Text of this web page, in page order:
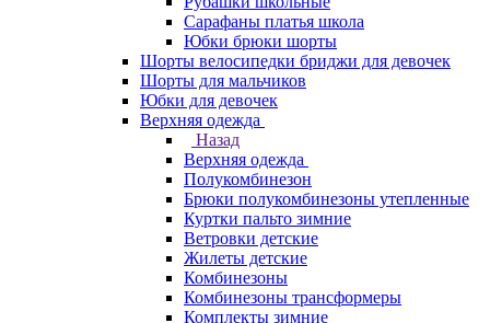
Сарафаны платья школа
Юбки брюки шорты
Шорты велосипедки бриджи для девочек
Шорты для мальчиков
Юбки для девочек
Верхняя одежда
Назад
Верхняя одежда
Полукомбинезон
Брюки полукомбинезоны утепленные
Куртки пальто зимние
Ветровки детские
Жилеты детские
Комбинезоны
Комбинезоны трансформеры
Комплекты зимние